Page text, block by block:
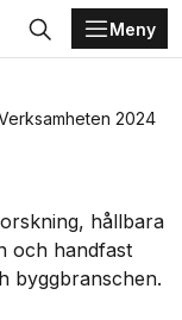
Sök
Meny
2024
hållbara
och handfast
byggbranschen.